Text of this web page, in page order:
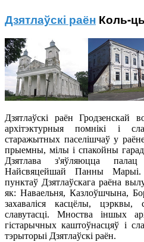
Дзятлаўскі раён Коль-
Дзятлаўскі раён Гродзенскай
архітэктурныя помнікі і
старажытных паселішчаў у
прыемны, мілы і спакойны
Дзятлава з'яўляюцца
Найсвяцейшай Панны
пунктаў Дзятлаўскага раёна
як: Наваельня, Казлоўшчына,
захаваліся касцёлы,
славутасці. Мноства іншых
гістарычных каштоўнасцяў і
тэрыторыі Дзятлаўскі раён.